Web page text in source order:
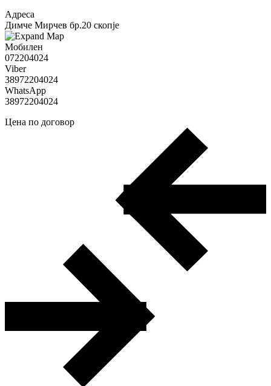
Адреса
Димче Мирчев бр.20 скопје
Мобилен
072204024
Viber
38972204024
WhatsApp
38972204024
Цена по договор